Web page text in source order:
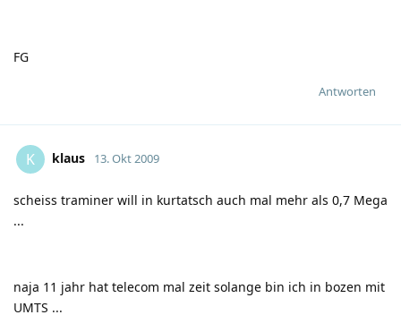
FG
Antworten
K klaus 13. Okt 2009
scheiss traminer will in kurtatsch auch mal mehr als 0,7 Mega
...
naja 11 jahr hat telecom mal zeit solange bin ich in bozen mit
UMTS ...